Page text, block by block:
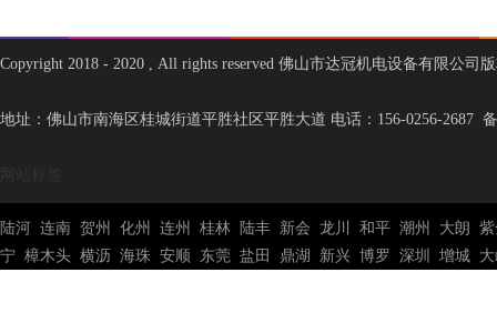
Copyright 2018 - 2020 , All rights reserved 佛山市达冠机电设备有限公司
地址：佛山市南海区桂城街道平胜社区平胜大道 电话：156-0256-2687
陆河 连南 贺州 化州 连州 桂林 陆丰 新会 龙川 和平 潮州 大朗
宁 樟木头 横沥 海珠 安顺 东莞 盐田 鼎湖 新兴 博罗 深圳 增城